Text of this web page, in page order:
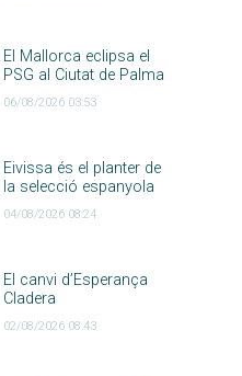
El Mallorca eclipsa el
PSG al Ciutat de Palma
06/08/2026 03:53
Eivissa és el planter de
la selecció espanyola
04/08/2026 08:24
El canvi d’Esperança
Cladera
02/08/2026 08:43